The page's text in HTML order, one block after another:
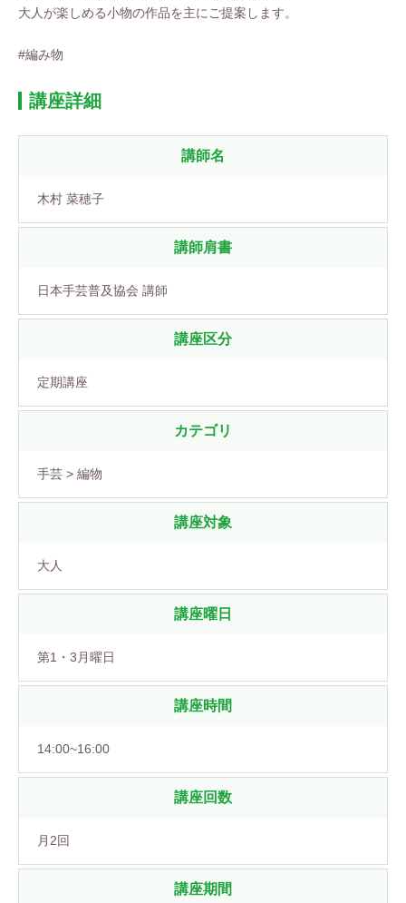
大人が楽しめる小物の作品を主にご提案します。
#編み物
講座詳細
講師名
木村 菜穂子
講師肩書
日本手芸普及協会 講師
講座区分
定期講座
カテゴリ
手芸 > 編物
講座対象
大人
講座曜日
第1・3月曜日
講座時間
14:00~16:00
講座回数
月2回
講座期間